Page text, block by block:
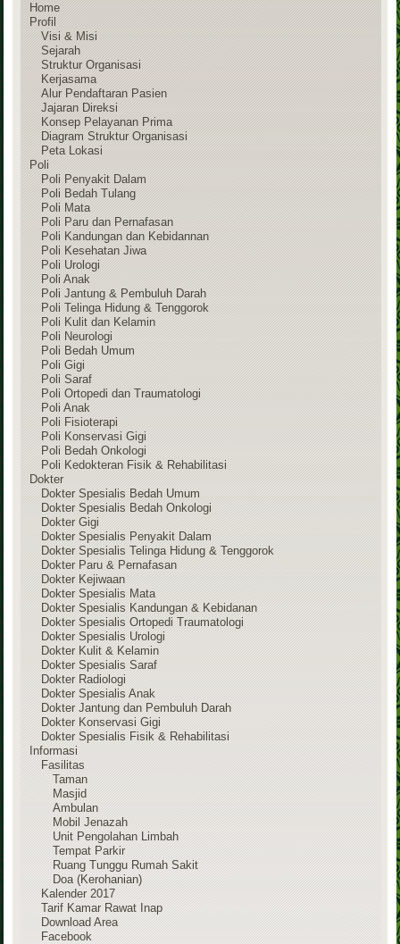
Home
Profil
Visi & Misi
Sejarah
Struktur Organisasi
Kerjasama
Alur Pendaftaran Pasien
Jajaran Direksi
Konsep Pelayanan Prima
Diagram Struktur Organisasi
Peta Lokasi
Poli
Poli Penyakit Dalam
Poli Bedah Tulang
Poli Mata
Poli Paru dan Pernafasan
Poli Kandungan dan Kebidannan
Poli Kesehatan Jiwa
Poli Urologi
Poli Anak
Poli Jantung & Pembuluh Darah
Poli Telinga Hidung & Tenggorok
Poli Kulit dan Kelamin
Poli Neurologi
Poli Bedah Umum
Poli Gigi
Poli Saraf
Poli Ortopedi dan Traumatologi
Poli Anak
Poli Fisioterapi
Poli Konservasi Gigi
Poli Bedah Onkologi
Poli Kedokteran Fisik & Rehabilitasi
Dokter
Dokter Spesialis Bedah Umum
Dokter Spesialis Bedah Onkologi
Dokter Gigi
Dokter Spesialis Penyakit Dalam
Dokter Spesialis Telinga Hidung & Tenggorok
Dokter Paru & Pernafasan
Dokter Kejiwaan
Dokter Spesialis Mata
Dokter Spesialis Kandungan & Kebidanan
Dokter Spesialis Ortopedi Traumatologi
Dokter Spesialis Urologi
Dokter Kulit & Kelamin
Dokter Spesialis Saraf
Dokter Radiologi
Dokter Spesialis Anak
Dokter Jantung dan Pembuluh Darah
Dokter Konservasi Gigi
Dokter Spesialis Fisik & Rehabilitasi
Informasi
Fasilitas
Taman
Masjid
Ambulan
Mobil Jenazah
Unit Pengolahan Limbah
Tempat Parkir
Ruang Tunggu Rumah Sakit
Doa (Kerohanian)
Kalender 2017
Tarif Kamar Rawat Inap
Download Area
Facebook